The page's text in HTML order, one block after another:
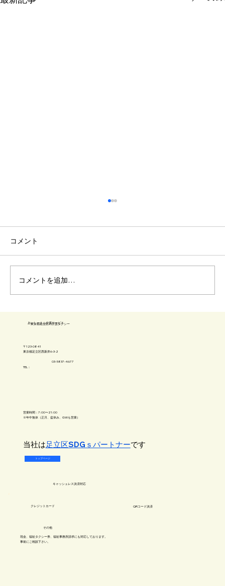
車椅子 階段降ろし方
コメント
コメントを追加…
​東京都足立区の介護タクシー
​あいしーえふ介護サービス
〒123-0841
​東京都足立区西新井6-3-2
TEL：
03-5837-4677
キャッシュレス​決済対応
​クレジットカード QRコード決済
​その他
現金、福祉タクシー券、福祉事務所請求にも対応しております。
事前にご相談下さい​。
営業時間：7:00〜21:00
※年中無休（正月、盆休み、GWも営業）
​当社は足立区SDGｓパートナーです
トップページ